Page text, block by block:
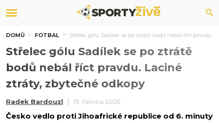
DOMŮ FOTBAL Střelec gólu Sadílek se po ztrátě bodů nebál říct pravdu.
Střelec gólu Sadílek se po ztrátě
bodů nebál říct pravdu. Laciné
ztráty, zbytečné odkopy
Radek Bardouzl 19. června 2026
Česko vedlo proti Jihoafrické republice od 6. minuty